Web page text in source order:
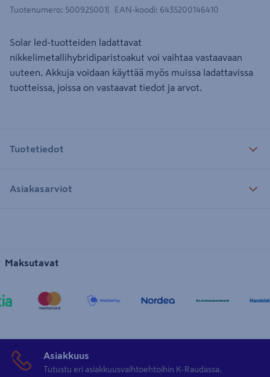
Tuotenumero: 500925001 EAN-koodi: 6435200146410
Solar led-tuotteiden ladattavat
nikkelimetallihybridiparistoakut voi vaihtaa vastaavaan
uuteen. Akkuja voidaan käyttää myös muissa ladattavissa
tuotteissa, joissa on vastaavat tiedot ja arvot.
Tuotetiedot
Asiakasarviot
Maksutavat
Asiakkuus
Tutustu eri asiakkuusvaihtoehtoihin K-Raudassa.